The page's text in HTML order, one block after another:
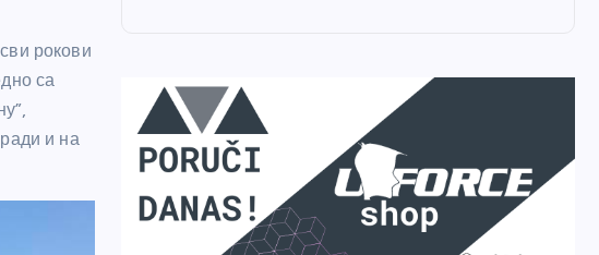
рокови
са
и на